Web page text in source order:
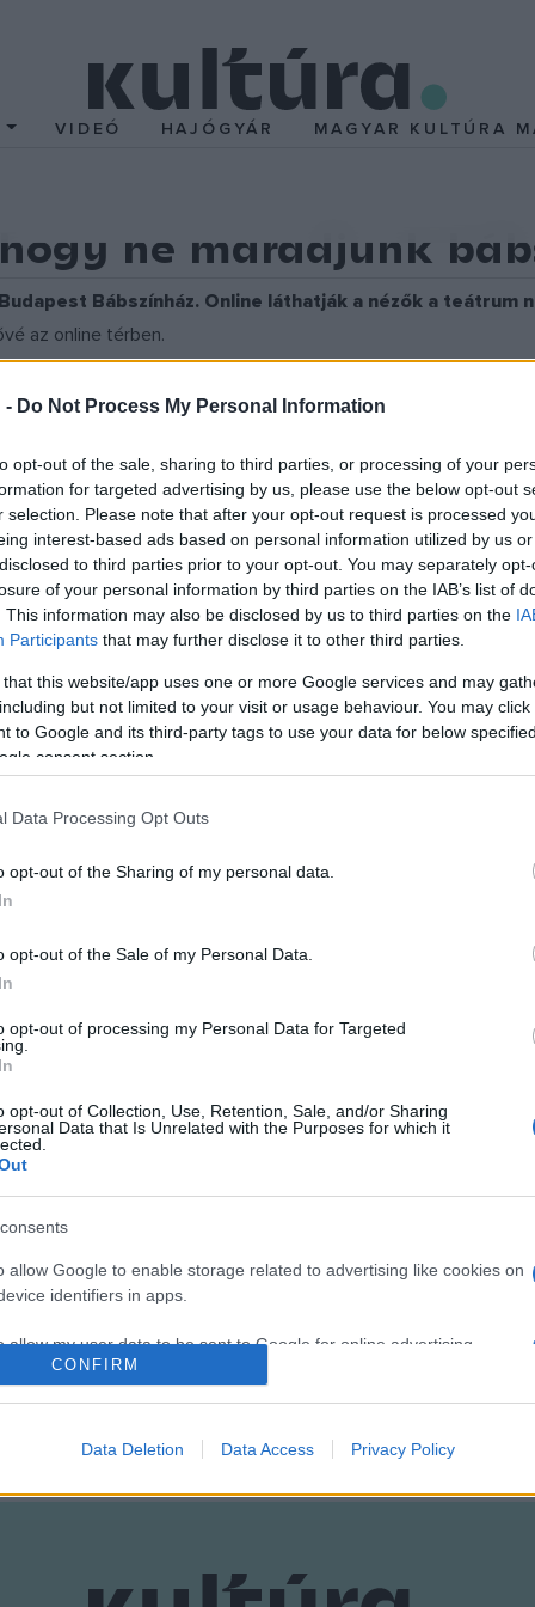
- Do Not Process My Personal Information
opt-out of the sale, sharing to third parties, or processing of your
for targeted advertising by us, please use the below opt-out
selection. Please note that after your opt-out request is processed
interest-based ads based on personal information utilized by us
to third parties prior to your opt-out. You may separately
of your personal information by third parties on the IAB’s list of
This information may also be disclosed by us to third parties on the
Participants that may further disclose it to other third parties.
that this website/app uses one or more Google services and may
but not limited to your visit or usage behaviour. You may
to Google and its third-party tags to use your data for below
consent section.
Data Processing Opt Outs
opt-out of the Sharing of my personal data.
opt-out of the Sale of my Personal Data.
opt-out of processing my Personal Data for Targeted
opt-out of Collection, Use, Retention, Sale, and/or Sharing
Data that Is Unrelated with the Purposes for which it
allow Google to enable storage related to advertising like cookies on
identifiers in apps.
allow my user data to be sent to Google for online advertising
identifiers in apps.
CONFIRM
Data Deletion Data Access Privacy Policy
VIDEÓ HAJÓGYÁR MAGYAR KULTÚRA
ne maradjunk
Bábszínház. Online láthatják a nézők a teátrum
az online térben.
jelenlétét nélkülöznünk kell a színház épületéből. Mivel
élmény nélkül, ezért döntöttünk úgy, hogy elindítjuk a
a nézőközönségünk által a Facebook-oldalunkon
Sándor költői mesejátéka, aHoldbeli csónakoslesz. A
Nyúl Péterés a80 nap alatt a Föld körüllesz látható.
hat kamerával rögzítette a produkciókat. A cél az volt, hogy a
ötvözni a bábfilm műfaját a bábszínpadi előadással.
kedvezőtlen szituációban a pozitívumot megtalálni
közeli felvételek készítését, melyek olyan apró
a finom színészi gesztusokat, a bábszínészek aprólékos
hiányát.
egy családi jegyet is azoknak a családoknak,
Fotó: Éder Vera